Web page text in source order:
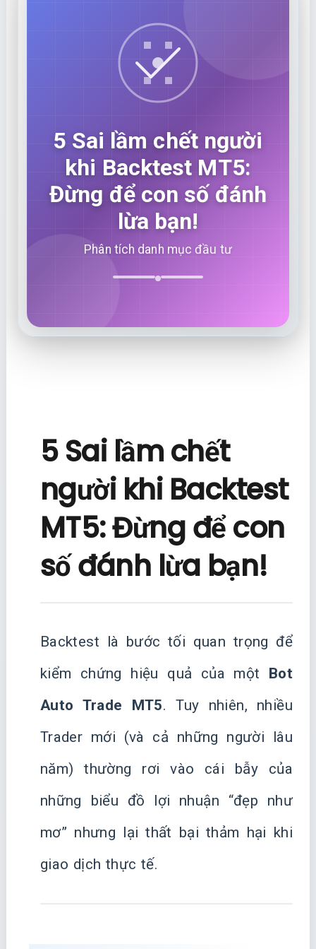
5 Sai lầm chết người
khi Backtest MT5:
Đừng để con số đánh
lừa bạn!
Phân tích danh mục đầu tư
5 Sai lầm chết
người khi Backtest
MT5: Đừng để con
số đánh lừa bạn!
Backtest là bước tối quan trọng để
kiểm chứng hiệu quả của một
Bot
Auto Trade MT5. Tuy nhiên, nhiều
Trader mới (và cả những người lâu
năm) thường rơi vào cái bẫy của
những biểu đồ lợi nhuận “đẹp như
mơ” nhưng lại thất bại thảm hại khi
giao dịch thực tế.